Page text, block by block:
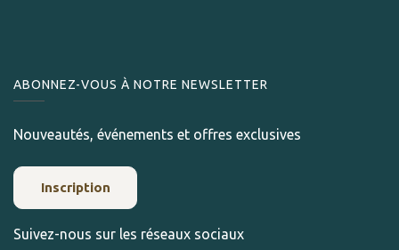
ABONNEZ-VOUS À NOTRE NEWSLETTER
Nouveautés, événements et offres exclusives
Inscription
Suivez-nous sur les réseaux sociaux